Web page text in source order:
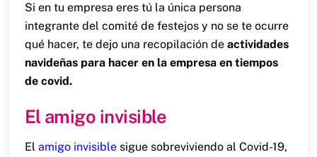
Si en tu empresa eres tú la única persona
integrante del comité de festejos y no se te ocurre
qué hacer, te dejo una recopilación de actividades
navideñas para hacer en la empresa en tiempos
de covid.
El amigo invisible
El amigo invisiblesigue sobreviviendo al Covid-19,